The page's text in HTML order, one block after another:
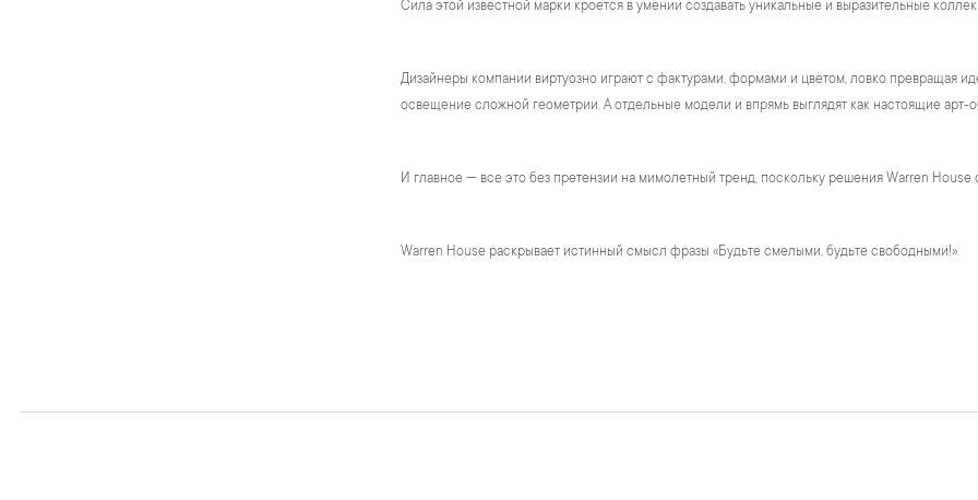
Сила этой известной марки кроется в умении создавать уникальные и выразительные
Дизайнеры компании виртуозно играют с фактурами, формами и цветом, ловко превращая
освещение сложной геометрии. А отдельные модели и впрямь выглядят как настоящие арт-
И главное — все это без претензии на мимолетный тренд, поскольку решения Warren
Warren House раскрывает истинный смысл фразы «Будьте смелыми, будьте свободными!».